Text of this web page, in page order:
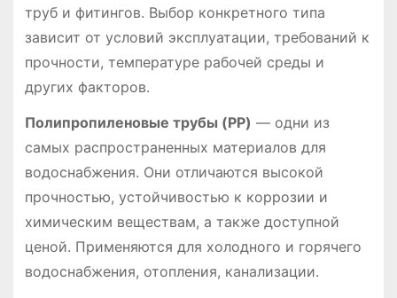
труб и фитингов. Выбор конкретного типа
зависит от условий эксплуатации, требований к
прочности, температуре рабочей среды и
других факторов.
Полипропиленовые трубы (PP) ― одни из
самых распространенных материалов для
водоснабжения. Они отличаются высокой
прочностью, устойчивостью к коррозии и
химическим веществам, а также доступной
ценой. Применяются для холодного и горячего
водоснабжения, отопления, канализации.